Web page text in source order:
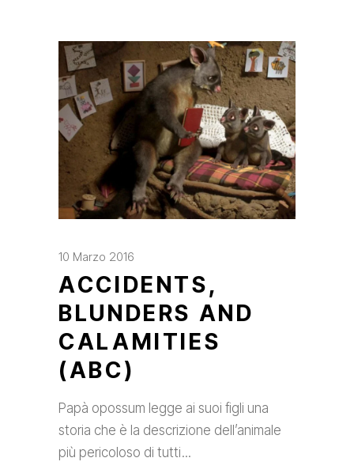
10 Marzo 2016
ACCIDENTS,
BLUNDERS AND
CALAMITIES
(ABC)
Papà opossum legge ai suoi figli una
storia che è la descrizione dell’animale
più pericoloso di tutti